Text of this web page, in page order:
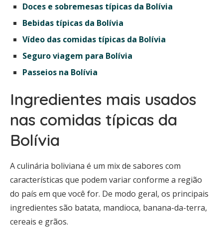
Doces e sobremesas típicas da Bolívia
Bebidas típicas da Bolívia
Vídeo das comidas típicas da Bolívia
Seguro viagem para Bolívia
Passeios na Bolívia
Ingredientes mais usados
nas comidas típicas da
Bolívia
A culinária boliviana é um mix de sabores com
características que podem variar conforme a região
do país em que você for. De modo geral, os principais
ingredientes são batata, mandioca, banana-da-terra,
cereais e grãos.